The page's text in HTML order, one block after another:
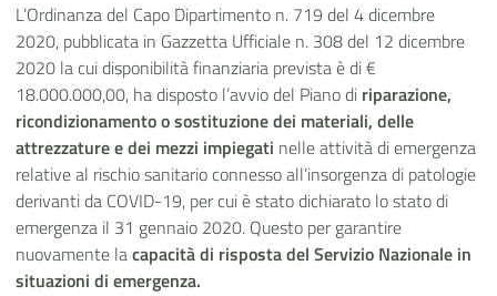
L’Ordinanza del Capo Dipartimento n. 719 del 4 dicembre
2020, pubblicata in Gazzetta Ufficiale n. 308 del 12 dicembre
2020 la cui disponibilità finanziaria prevista è di €
18.000.000,00, ha disposto l’avvio del Piano di riparazione,
ricondizionamento o sostituzione dei materiali, delle
attrezzature e dei mezzi impiegati nelle attività di emergenza
relative al rischio sanitario connesso all’insorgenza di patologie
derivanti da COVID-19, per cui è stato dichiarato lo stato di
emergenza il 31 gennaio 2020. Questo per garantire
nuovamente lacapacità di risposta del Servizio Nazionale in
situazioni di emergenza.